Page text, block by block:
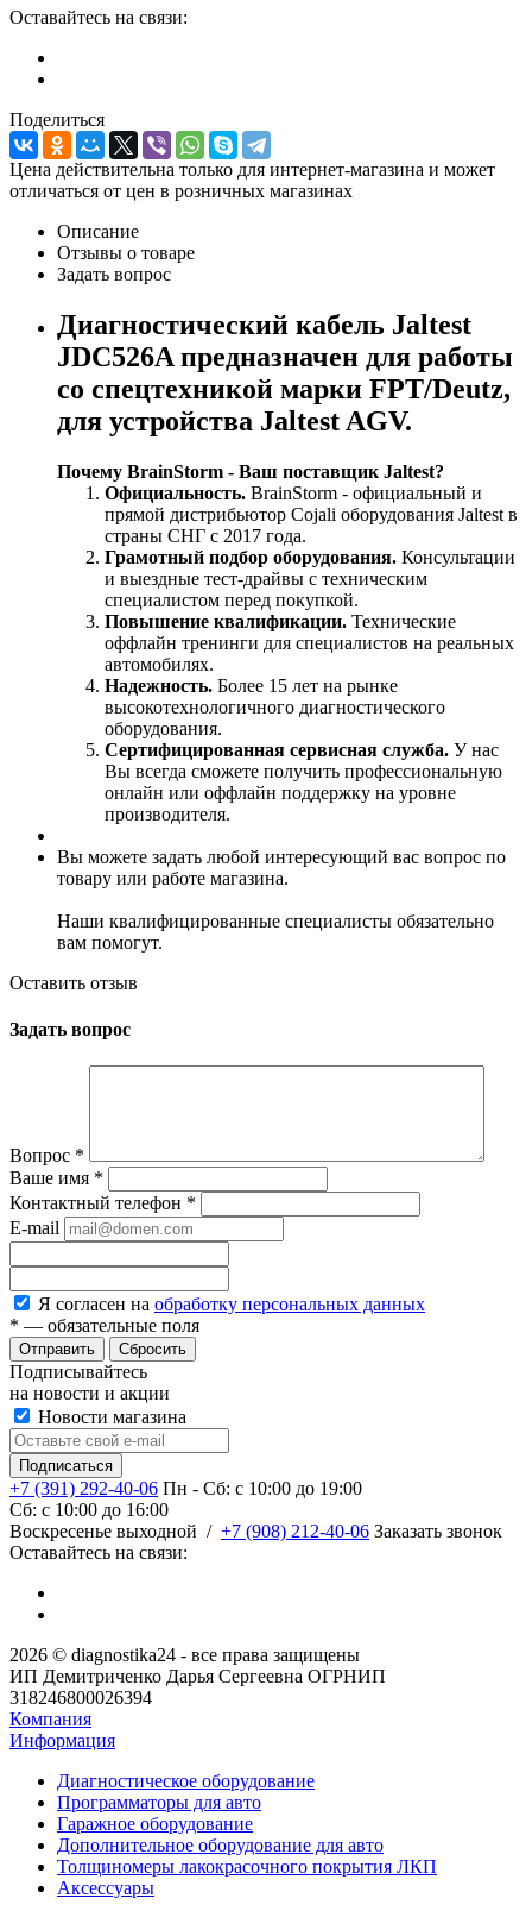
Оставайтесь на связи:
Поделиться
Цена действительна только для интернет-магазина и может
отличаться от цен в розничных магазинах
Описание
Отзывы о товаре
Задать вопрос
Диагностический кабель Jaltest
JDC526A предназначен для работы
со спецтехникой марки FPT/Deutz,
для устройства Jaltest AGV.
Почему BrainStorm - Ваш поставщик Jaltest?
Официальность. BrainStorm - официальный и
прямой дистрибьютор Cojali оборудования Jaltest в
страны СНГ c 2017 года.
Грамотный подбор оборудования. Консультации
и выездные тест-драйвы с техническим
специалистом перед покупкой.
Повышение квалификации. Технические
оффлайн тренинги для специалистов на реальных
автомобилях.
Надежность. Более 15 лет на рынке
высокотехнологичного диагностического
оборудования.
Сертифицированная сервисная служба. У нас
Вы всегда сможете получить профессиональную
онлайн или оффлайн поддержку на уровне
производителя.
Вы можете задать любой интересующий вас вопрос по
товару или работе магазина.
Наши квалифицированные специалисты обязательно
вам помогут.
Оставить отзыв
Задать вопрос
Вопрос *
Ваше имя *
Контактный телефон *
E-mail
Я согласен на обработку персональных данных
* — обязательные поля
Сбросить
Подписывайтесь
на новости и акции
Новости магазина
+7 (391) 292-40-06 Пн - Сб: c 10:00 до 19:00
Сб: c 10:00 до 16:00
​Воскресенье выходной / +7 (908) 212-40-06 Заказать звонок
Оставайтесь на связи:
2026 © diagnostika24 - все права защищены
ИП Демитриченко Дарья Сергеевна ОГРНИП
318246800026394
Компания
Информация
Диагностическое оборудование
Программаторы для авто
Гаражное оборудование
Дополнительное оборудование для авто
Толщиномеры лакокрасочного покрытия ЛКП
Аксессуары